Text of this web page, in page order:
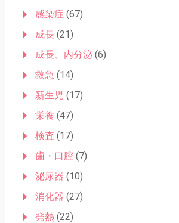
感染症 (67)
成長(21)
成長、内分泌(6)
救急 (14)
新生児 (17)
栄養 (47)
検査 (17)
歯・口腔(7)
泌尿器 (10)
消化器 (27)
発熱(22)